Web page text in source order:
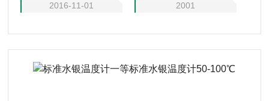
2016-11-01
2001